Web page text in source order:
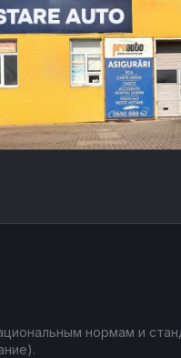
нормам и